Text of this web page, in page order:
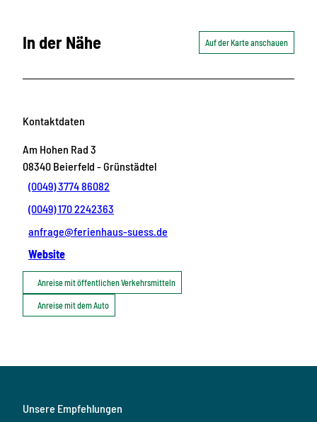
In der Nähe Auf der Karte anschauen
Kontaktdaten
Am Hohen Rad 3
08340 Beierfeld - Grünstädtel
(0049) 3774 86082
(0049) 170 2242363
anfrage@ferienhaus-suess.de
Website
Anreise mit öffentlichen Verkehrsmitteln
Anreise mit dem Auto
Unsere Empfehlungen